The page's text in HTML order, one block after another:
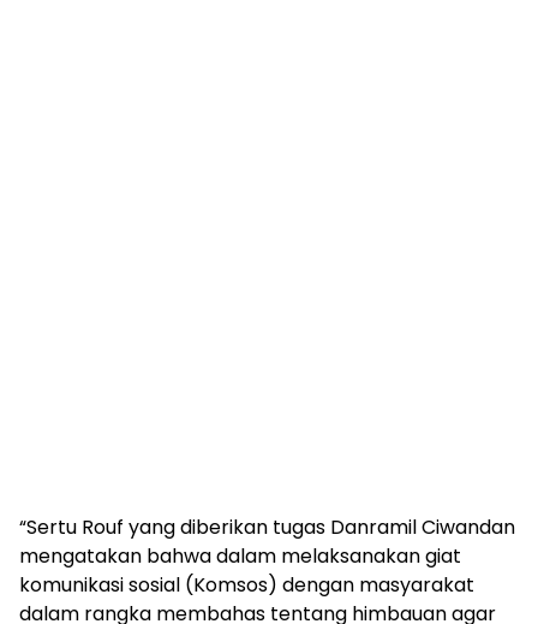
“Sertu Rouf yang diberikan tugas Danramil Ciwandan
mengatakan bahwa dalam melaksanakan giat
komunikasi sosial (Komsos) dengan masyarakat
dalam rangka membahas tentang himbauan agar